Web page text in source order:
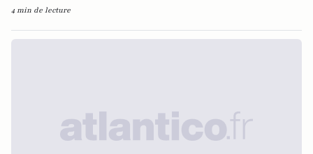
4 min de lecture